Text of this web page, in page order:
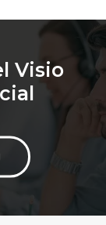
Visio